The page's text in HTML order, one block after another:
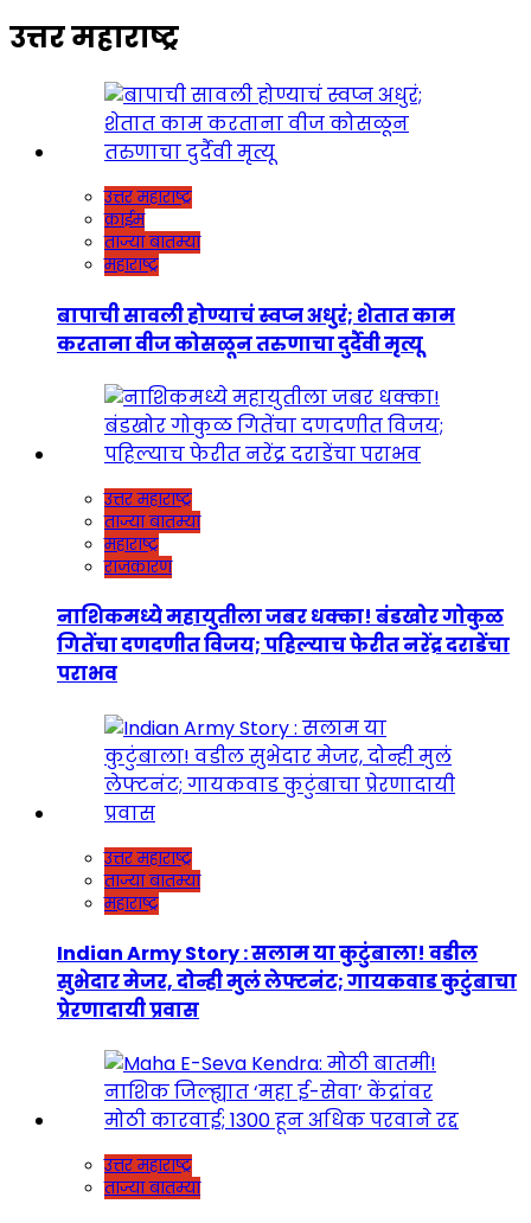
उत्तर महाराष्ट्र
उत्तर महाराष्ट्र
क्राईम
ताज्या बातम्या
महाराष्ट्र
बापाची सावली होण्याचं स्वप्न अधुरं; शेतात काम
करताना वीज कोसळून तरुणाचा दुर्दैवी मृत्यू
उत्तर महाराष्ट्र
ताज्या बातम्या
महाराष्ट्र
राजकारण
नाशिकमध्ये महायुतीला जबर धक्का! बंडखोर गोकुळ
गितेंचा दणदणीत विजय; पहिल्याच फेरीत नरेंद्र दराडेंचा
पराभव
उत्तर महाराष्ट्र
ताज्या बातम्या
महाराष्ट्र
Indian Army Story : सलाम या कुटुंबाला! वडील
सुभेदार मेजर, दोन्ही मुलं लेफ्टनंट; गायकवाड कुटुंबाचा
प्रेरणादायी प्रवास
उत्तर महाराष्ट्र
ताज्या बातम्या